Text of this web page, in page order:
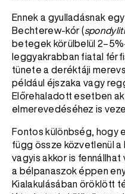
Ennek a gyulladásnak
Bechterew-kór (
betegek körülbelül
leggyakrabban fiatal
tünete a deréktáji
például éjszaka vagy
Előrehaladott esetben
elmerevedéséhez is
Fontos különbség, hogy
függ össze közvetlenül
vagyis akkor is
a bélpanaszok éppen
Kialakulásában öröklött